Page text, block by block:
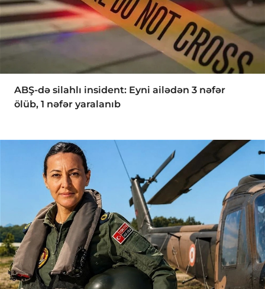
ABŞ-də silahlı insident: Eyni ailədən 3 nəfər
ölüb, 1 nəfər yaralanıb